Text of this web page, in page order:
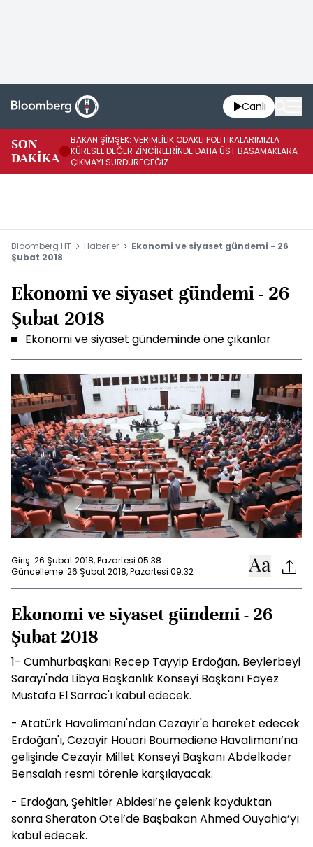
Canlı
SON
DAKİKA
BAKAN ŞİMŞEK: VERİMLİLİK ODAKLI POLİTİKALARIMIZLA
KÜRESEL DEĞER ZİNCİRLERİNDE DAHA ÜST BASAMAKLARA
ÇIKMAYI SÜRDÜRECEĞİZ
Bloomberg HT Haberler
Ekonomi ve siyaset gündemi - 26
Şubat 2018
Ekonomi ve siyaset gündemi - 26
Şubat 2018
Ekonomi ve siyaset gündeminde öne çıkanlar
Giriş: 26 Şubat 2018, Pazartesi 05:38
Güncelleme: 26 Şubat 2018, Pazartesi 09:32
Ekonomi ve siyaset gündemi - 26
Şubat 2018
1- Cumhurbaşkanı Recep Tayyip Erdoğan, Beylerbeyi
Sarayı'nda Libya Başkanlık Konseyi Başkanı Fayez
Mustafa El Sarrac'ı kabul edecek.
- Atatürk Havalimanı'ndan Cezayir'e hareket edecek
Erdoğan'ı, Cezayir Houari Boumediene Havalimanı’na
gelişinde Cezayir Millet Konseyi Başkanı Abdelkader
Bensalah resmi törenle karşılayacak.
- Erdoğan, Şehitler Abidesi’ne çelenk koyduktan
sonra Sheraton Otel’de Başbakan Ahmed Ouyahia’yı
kabul edecek.